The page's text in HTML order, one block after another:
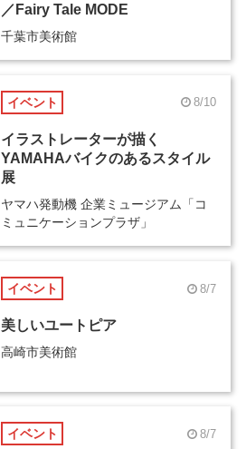
／Fairy Tale MODE
千葉市美術館
イベント 8/10
イラストレーターが描く
YAMAHAバイクのあるスタイル
展
ヤマハ発動機 企業ミュージアム「コ
ミュニケーションプラザ」
イベント 8/7
美しいユートピア
高崎市美術館
イベント 8/7